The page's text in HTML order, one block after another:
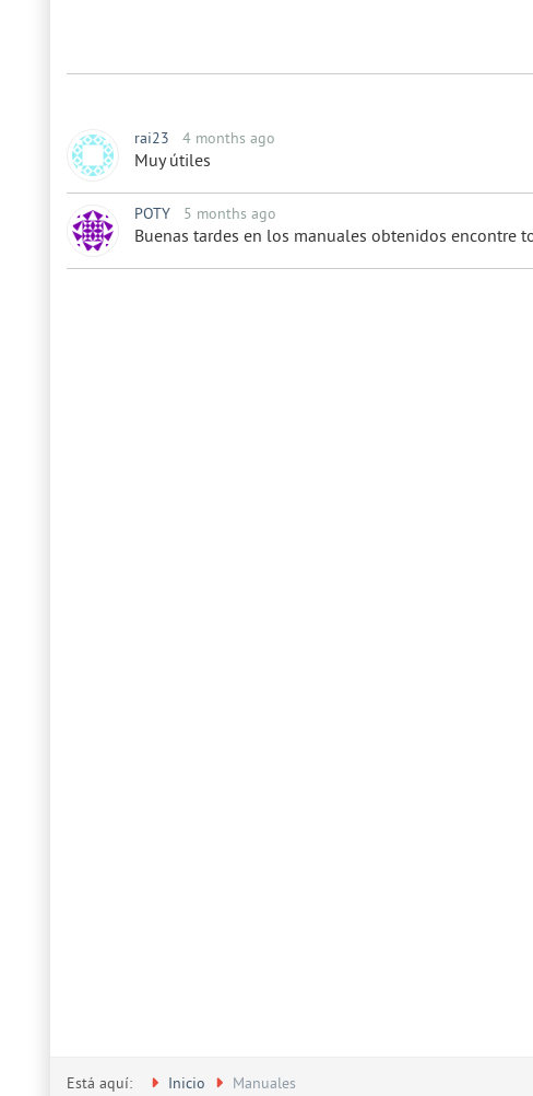
rai23 4 months ago
Muy útiles
POTY 5 months ago
Buenas tardes en los manuales obtenidos encontre
Está aquí: Inicio Manuales